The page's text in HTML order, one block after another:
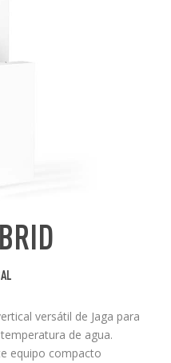
versátil de Jaga para
de agua.
equipo compacto